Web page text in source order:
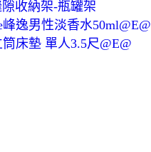
收納架-瓶罐架
逸男性淡香水50ml@E@
床墊 單人3.5尺@E@